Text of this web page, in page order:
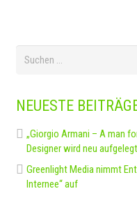
NEUESTE
„Giorgio Armani – A man
Designer wird neu aufgelegt
Greenlight Media nimmt
Internee“ auf